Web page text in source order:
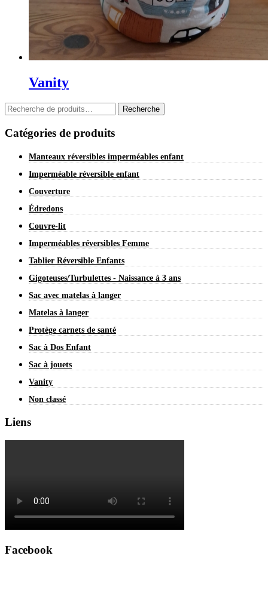
Vanity
Recherche
pour :
Recherche
Catégories de produits
Manteaux réversibles imperméables enfant
Imperméable réversible enfant
Couverture
Édredons
Couvre-lit
Imperméables réversibles Femme
Tablier Réversible Enfants
Gigoteuses/Turbulettes - Naissance à 3 ans
Sac avec matelas à langer
Matelas à langer
Protège carnets de santé
Sac à Dos Enfant
Sac à jouets
Vanity
Non classé
Liens
Facebook